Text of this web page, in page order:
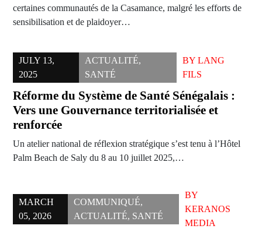
certaines communautés de la Casamance, malgré les efforts de
sensibilisation et de plaidoyer…
JULY 13,
2025
ACTUALITÉ,
SANTÉ
BY LANG
FILS
Réforme du Système de Santé Sénégalais :
Vers une Gouvernance territorialisée et
renforcée
Un atelier national de réflexion stratégique s’est tenu à l’Hôtel
Palm Beach de Saly du 8 au 10 juillet 2025,…
MARCH
05, 2026
COMMUNIQUÉ,
ACTUALITÉ, SANTÉ
BY
KERANOS
MEDIA